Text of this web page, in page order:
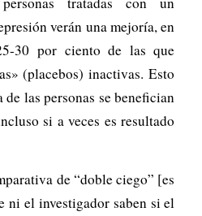
verán una mejoría, en
30 por ciento de las que
(placebos) inactivas. Esto
las personas se benefician
si a veces es resultado
de “doble ciego” [es
ni el investigador saben si el